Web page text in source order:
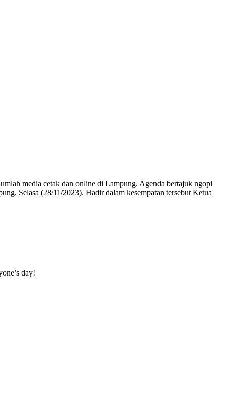
media cetak dan online di Lampung. Agenda bertajuk ngopi
Selasa (28/11/2023). Hadir dalam kesempatan tersebut Ketua
day!